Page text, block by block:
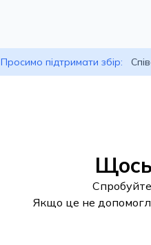
Просимо підтримати збір:
Щось
Якщо це не